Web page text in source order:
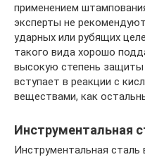
применением
эксперты не
ударных или рубящих
такого вида хорошо
высокую степень защиты
вступает в реакции с
веществами, как
Инструментальная
Инструментальная